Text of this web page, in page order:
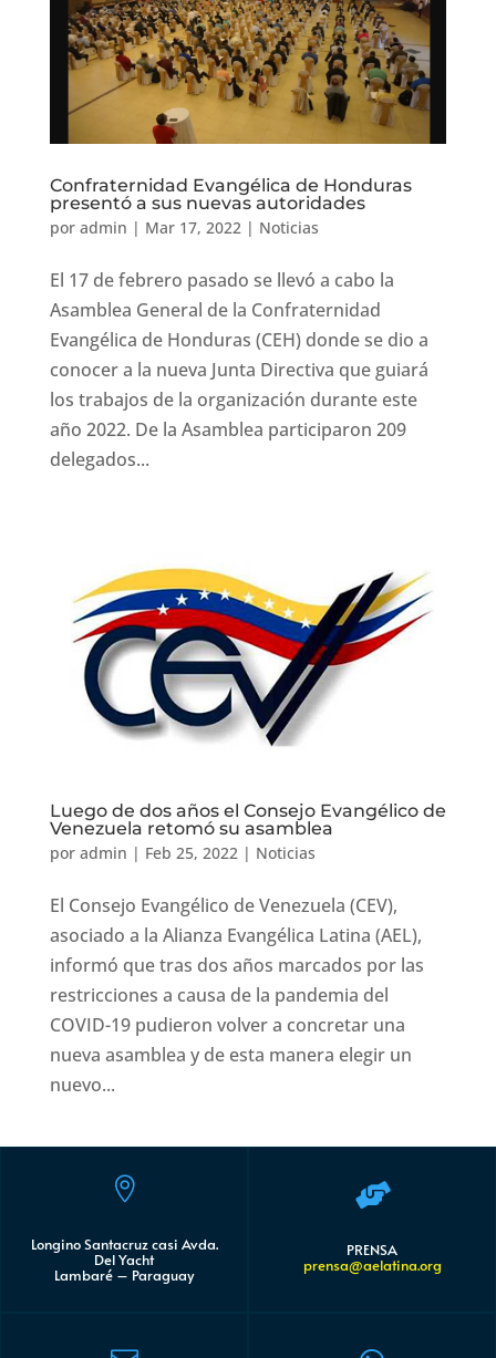
Confraternidad Evangélica de Honduras
presentó a sus nuevas autoridades
por admin | Mar 17, 2022 | Noticias
El 17 de febrero pasado se llevó a cabo la
Asamblea General de la Confraternidad
Evangélica de Honduras (CEH) donde se dio a
conocer a la nueva Junta Directiva que guiará
los trabajos de la organización durante este
año 2022. De la Asamblea participaron 209
delegados...
Luego de dos años el Consejo Evangélico de
Venezuela retomó su asamblea
por admin | Feb 25, 2022 | Noticias
El Consejo Evangélico de Venezuela (CEV),
asociado a la Alianza Evangélica Latina (AEL),
informó que tras dos años marcados por las
restricciones a causa de la pandemia del
COVID-19 pudieron volver a concretar una
nueva asamblea y de esta manera elegir un
nuevo...

Longino Santacruz casi Avda.
Del Yacht
Lambaré – Paraguay

PRENSA
prensa@aelatina.org